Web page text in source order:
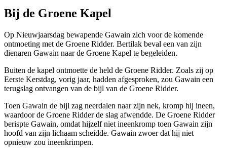
Bij de Groene Kapel
Op Nieuwjaarsdag bewapende Gawain zich voor de komende
ontmoeting met de Groene Ridder. Bertilak beval een van zijn
dienaren Gawain naar de Groene Kapel te begeleiden.
Buiten de kapel ontmoette de held de Groene Ridder. Zoals zij op
Eerste Kerstdag, vorig jaar, hadden afgesproken, zou Gawain een
terugslag ontvangen van de bijl van de Groene Ridder.
Toen Gawain de bijl zag neerdalen naar zijn nek, kromp hij ineen,
waardoor de Groene Ridder de slag afwendde. De Groene Ridder
berispte Gawain, omdat hijzelf niet ineenkromp toen Gawain zijn
hoofd van zijn lichaam scheidde. Gawain zwoer dat hij niet
opnieuw zou ineenkrimpen.